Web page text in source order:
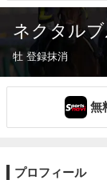
ネクタル
牡 登録抹消
無
プロフィール